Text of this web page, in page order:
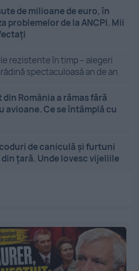
de milioane de euro, în
problemelor de la ANCPI. Mii
rezistente în timp – alegeri
spectaculoasă an de an
România a rămas fără
avioane. Ce se întâmplă cu
de caniculă și furtuni
țară. Unde lovesc vijeliile